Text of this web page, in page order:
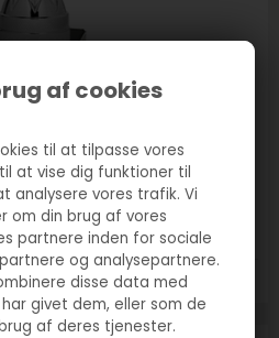
af cookies
til at tilpasse vores
at vise dig funktioner til
analysere vores trafik. Vi
om din brug af vores
partnere inden for sociale
og analysepartnere.
disse data med
givet dem, eller som de
af deres tjenester.
Varenr. 2349
sølv/sort
DKK
215mm 240mm 255mm